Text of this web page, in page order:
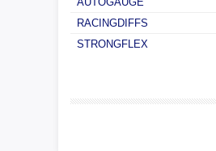
RACINGDIFFS
STRONGFLEX